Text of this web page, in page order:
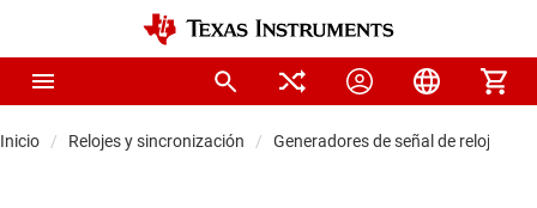
Inicio Relojes y sincronización Generadores de señal de reloj